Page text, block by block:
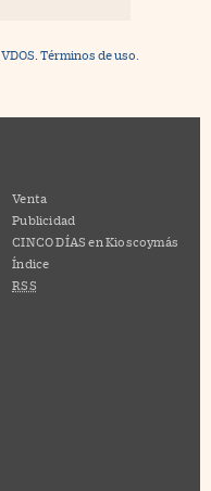
VDOS Términos de uso.
Venta
Publicidad
CINCO DÍAS en Kioscoymás
Índice
RSS